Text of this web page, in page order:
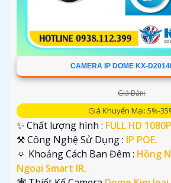
CAMERA IP DOME KX-
Giá Bán:
Giá Khuyến Mại: 5%-
✨ Chất lượng hình : FULL HD
⚒ Công Nghệ Sử Dụng : IP POE.
🔅 Khoảng Cách Ban Đêm : Hồng
Ngoại Smart IR.